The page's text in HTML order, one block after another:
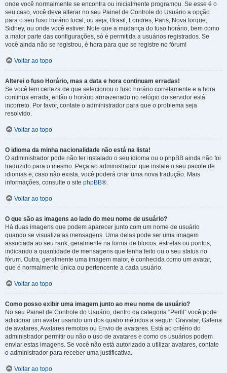
onde você normalmente se encontra ou inicialmente programou. Se esse é o
seu caso, você deve alterar no seu Painel de Controle do Usuário a opção
para o seu fuso horário local, ou seja, Brasil, Londres, Paris, Nova Iorque,
Sidney, ou onde você estiver. Note que a mudança do fuso horário, bem como
a maior parte das configurações, só é permitida a usuários registrados. Se
você ainda não se registrou, é hora para que se registre no fórum!
Voltar ao topo
Alterei o fuso Horário, mas a data e hora continuam erradas!
Se você tem certeza de que selecionou o fuso horário corretamente e a hora
continua errada, então o horário armazenado no relógio do servidor está
incorreto. Por favor, contate o administrador para que o problema seja
resolvido.
Voltar ao topo
O idioma da minha nacionalidade não está na lista!
O administrador pode não ter instalado o seu idioma ou o phpBB ainda não foi
traduzido para o mesmo. Peça ao administrador que instale o seu pacote de
idiomas e, caso não exista, você poderá criar uma nova tradução. Mais
informações, consulte o site phpBB®.
Voltar ao topo
O que são as imagens ao lado do meu nome de usuário?
Há duas imagens que podem aparecer junto com um nome de usuário
quando se visualiza as mensagens. Uma delas pode ser uma imagem
associada ao seu rank, geralmente na forma de blocos, estrelas ou pontos,
indicando a quantidade de mensagens que tenha feito ou o seu status no
fórum. Outra, geralmente uma imagem maior, é conhecida como um avatar,
que é normalmente única ou pertencente a cada usuário.
Voltar ao topo
Como posso exibir uma imagem junto ao meu nome de usuário?
No seu Painel de Controle do Usuário, dentro da categoria “Perfil” você pode
adicionar um avatar usando um dos quatro métodos a seguir: Gravatar, Galeria
de avatares, Avatares remotos ou Envio de avatares. Está ao critério do
administrador permitir ou não o uso de avatares e como os usuários podem
enviar estas imagens. Se você não está autorizado a utilizar avatares, contate
o administrador para receber uma justificativa.
Voltar ao topo